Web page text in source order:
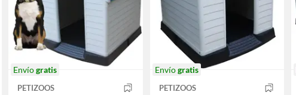
Envíogratis
PETIZOOS
Envíogratis
PETIZOOS